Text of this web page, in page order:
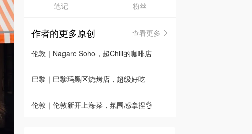
🇦🇺
🇳🇿新西兰
笔记 粉丝
作者的更多原创
查看更多
伦敦｜Nagare Soho，超Chill的咖啡店
巴黎｜巴黎玛黑区烧烤店，超级好吃
伦敦｜伦敦新开上海菜，氛围感拿捏👌